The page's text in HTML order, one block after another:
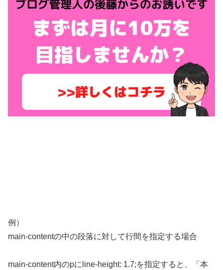
例）
main-contentの中の段落に対して行間を指定する場合
main-content内のpにline-height: 1.7;を指定すると、「本